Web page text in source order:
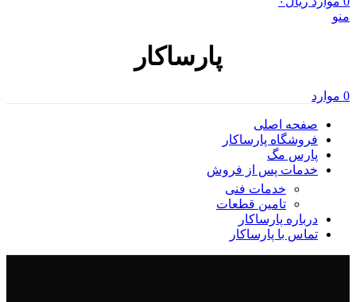
منو
پارساکار
0 موارد
صفحه اصلی
فروشگاه پارساکار
پارس مگ
خدمات پس از فروش
خدمات فنی
تامین قطعات
درباره پارساکار
تماس با پارساکار